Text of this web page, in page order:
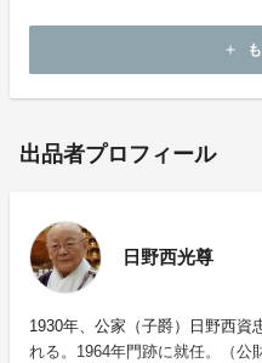
add
出品者プロフィール
日野西光尊
1930年、公家（子爵）日野西資
れる。1964年門跡に就任。（